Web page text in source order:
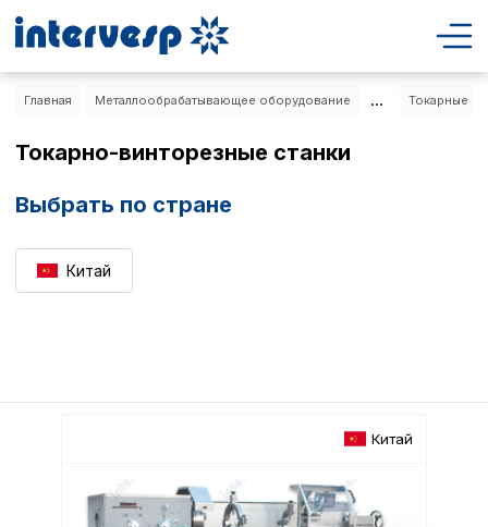
Главная Металлообрабатывающее оборудование ... Токарные
Токарно-винторезные станки
Выбрать по стране
Китай
Китай